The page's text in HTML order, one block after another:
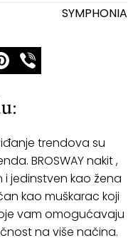
SYMPHONIA
Pinterest
trendova su
BROSWAY nakit ,
i jedinstven kao žena
kao muškarac koji
vam omogućavaju
na više načina.